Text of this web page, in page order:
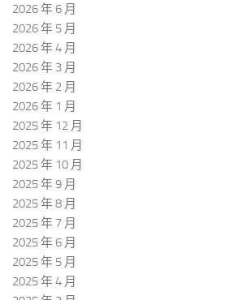
2026 年 6 月
2026 年 5 月
2026 年 4 月
2026 年 3 月
2026 年 2 月
2026 年 1 月
2025 年 12 月
2025 年 11 月
2025 年 10 月
2025 年 9 月
2025 年 8 月
2025 年 7 月
2025 年 6 月
2025 年 5 月
2025 年 4 月